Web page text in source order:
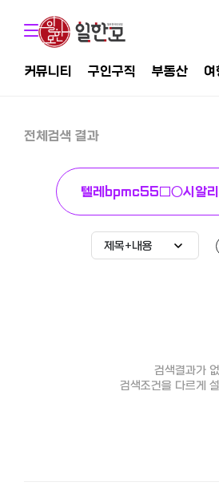
커뮤니티 구인구직 부동산 여
전체검색 결과
검색결과가 없
검색조건을 다르게